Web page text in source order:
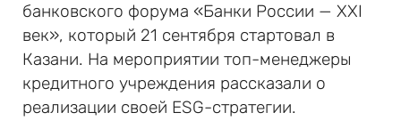
банковского форума «Банки России — XXI
век», который 21 сентября стартовал в
Казани. На мероприятии топ-менеджеры
кредитного учреждения рассказали о
реализации своей ESG-стратегии.